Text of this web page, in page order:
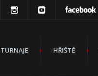
TURNAJE HŘIŠTĚ